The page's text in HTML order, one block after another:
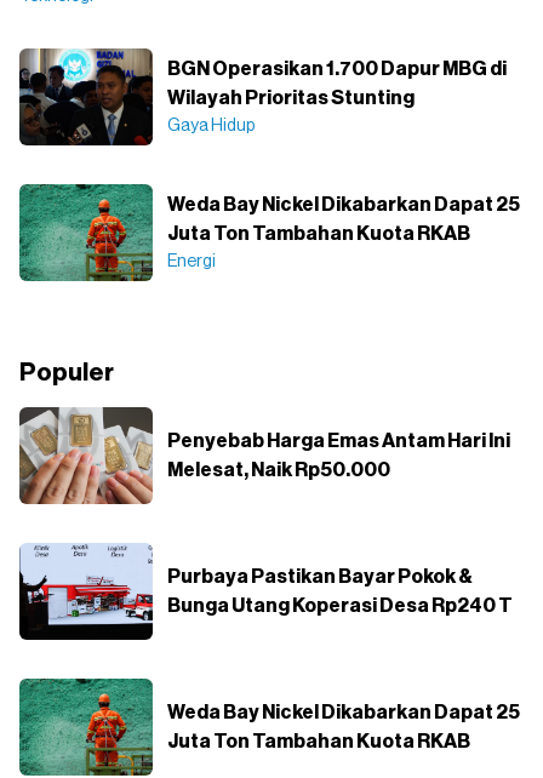
BGN Operasikan 1.700 Dapur MBG di
Wilayah Prioritas Stunting
Gaya Hidup
Weda Bay Nickel Dikabarkan Dapat 25
Juta Ton Tambahan Kuota RKAB
Energi
Populer
Penyebab Harga Emas Antam Hari Ini
Melesat, Naik Rp50.000
Purbaya Pastikan Bayar Pokok &
Bunga Utang Koperasi Desa Rp240 T
Weda Bay Nickel Dikabarkan Dapat 25
Juta Ton Tambahan Kuota RKAB